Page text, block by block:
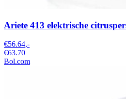
Ariete 413 elektrische
€56.64,-
€63.70
Bol.com